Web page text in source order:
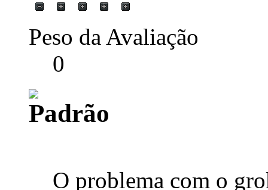
Peso da Avaliação
0
O problema com o